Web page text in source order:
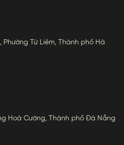
Từ Liêm, Thành phố Hà
Hoà Cường, Thành phố Đà Nẵng